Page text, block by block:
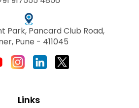
Park, Pancard Club Road,
Pune - 411045
Links